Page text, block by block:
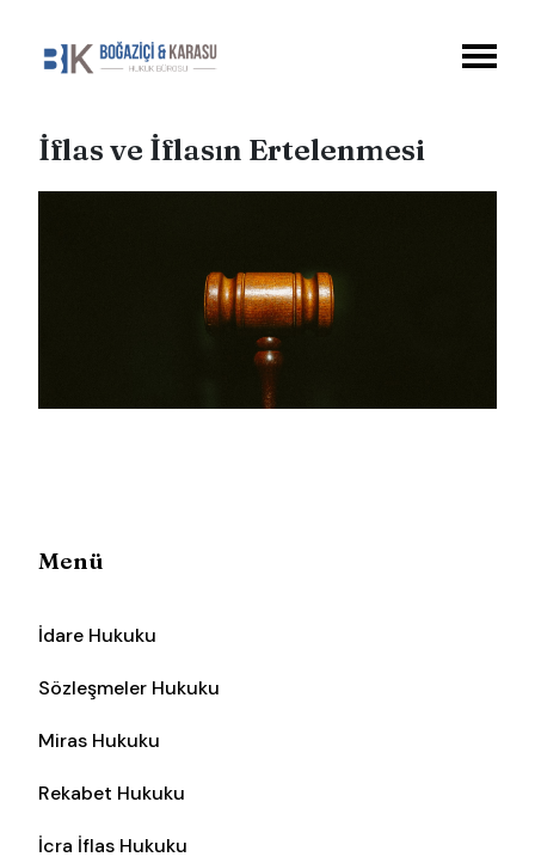
İflas ve İflasın Ertelenmesi
Menü
İdare Hukuku
Sözleşmeler Hukuku
Miras Hukuku
Rekabet Hukuku
İcra İflas Hukuku